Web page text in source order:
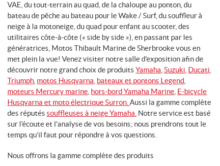
MOTONEIGES
PRODUITS
NAUTIQUES
REMORQUES
PRODUITS
MÉCANIQUES
VAE, du tout-terrain au quad, de la chaloupe au ponton, du
bateau de pêche au bateau pour le Wake / Surf, du souffleur à
neige à la motoneige, du quad pour enfant au scooter, des
utilitaires côte-à-côte (« side by side »), en passant par les
génératrices, Motos Thibault Marine de Sherbrooke vous en
met plein la vue! Venez visiter notre salle d’exposition afin de
découvrir notre grand choix de produits Yamaha Suzuki Ducati
Triumph motos Husqvarna bateaux et pontons Legend
moteurs Mercury marine hors-bord Yamaha Marine E-bicycle
Husqvarna et moto électrique Surron. Aussi la gamme complète
des réputés souffleuses à neige Yamaha. Notre service est basé
sur l’écoute et l’analyse de vos besoins; nous prendrons tout le
temps qu’il faut pour répondre à vos questions.
Nous offrons la gamme complète des produits